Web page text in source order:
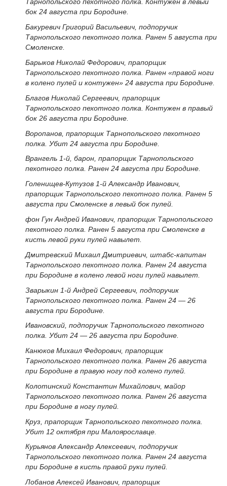
Тарнопольского пехотного полка. Контужен в левый
бок 24 августа при Бородине.
Бакуревич Григорий Васильевич, подпоручик
Тарнопольского пехотного полка. Ранен 5 августа при
Смоленске.
Барыков Николай Федорович, прапорщик
Тарнопольского пехотного полка. Ранен «правой ноги
в колено пулей и контужен» 24 августа при Бородине.
Благов Николай Сергеевич, прапорщик
Тарнопольского пехотного полка. Контужен в правый
бок 26 августа при Бородине.
Воропанов, прапорщик Тарнопольского пехотного
полка. Убит 24 августа при Бородине.
Врангель 1-й, барон, прапорщик Тарнопольского
пехотного полка. Ранен 24 августа при Бородине.
Голенищев-Кутузов 1-й Александр Иванович,
прапорщик Тарнопольского пехотного полка. Ранен 5
августа при Смоленске в левый бок пулей.
фон Гун Андрей Иванович, прапорщик Тарнопольского
пехотного полка. Ранен 5 августа при Смоленске в
кисть левой руки пулей навылет.
Дмитревский Михаил Дмитриевич, штабс-капитан
Тарнопольского пехотного полка. Ранен 24 августа
при Бородине в колено левой ноги пулей навылет.
Зварыкин 1-й Андрей Сергеевич, подпоручик
Тарнопольского пехотного полка. Ранен 24 — 26
августа при Бородине.
Ивановский, подпоручик Тарнопольского пехотного
полка. Убит 24 — 26 августа при Бородине.
Канюков Михаил Федорович, прапорщик
Тарнопольского пехотного полка. Ранен 26 августа
при Бородине в правую ногу под колено пулей.
Колотинский Константин Михайлович, майор
Тарнопольского пехотного полка. Ранен 26 августа
при Бородине в ногу пулей.
Круз, прапорщик Тарнопольского пехотного полка.
Убит 12 октября при Малоярославце.
Курьянов Александр Алексеевич, подпоручик
Тарнопольского пехотного полка. Ранен 24 августа
при Бородине в кисть правой руки пулей.
Лобанов Алексей Иванович, прапорщик